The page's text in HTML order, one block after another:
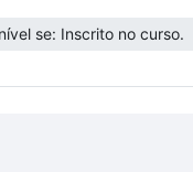
se: Inscrito no curso.